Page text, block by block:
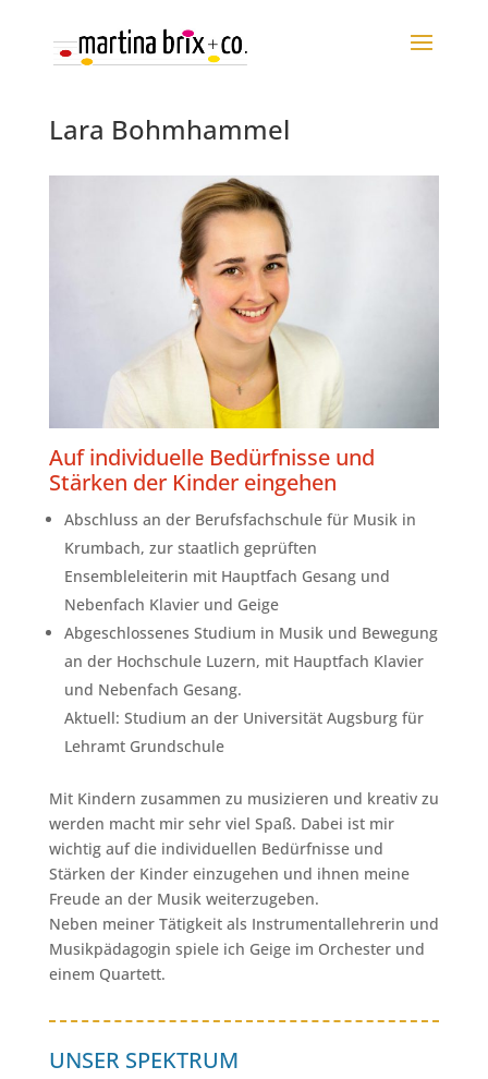
Lara Bohmhammel
Auf individuelle Bedürfnisse und
Stärken der Kinder eingehen
Abschluss an der Berufsfachschule für Musik in
Krumbach, zur staatlich geprüften
Ensembleleiterin mit Hauptfach Gesang und
Nebenfach Klavier und Geige
Abgeschlossenes Studium in Musik und Bewegung
an der Hochschule Luzern, mit Hauptfach Klavier
und Nebenfach Gesang.
Aktuell: Studium an der Universität Augsburg für
Lehramt Grundschule
Mit Kindern zusammen zu musizieren und kreativ zu
werden macht mir sehr viel Spaß. Dabei ist mir
wichtig auf die individuellen Bedürfnisse und
Stärken der Kinder einzugehen und ihnen meine
Freude an der Musik weiterzugeben.
Neben meiner Tätigkeit als Instrumentallehrerin und
Musikpädagogin spiele ich Geige im Orchester und
einem Quartett.
UNSER SPEKTRUM